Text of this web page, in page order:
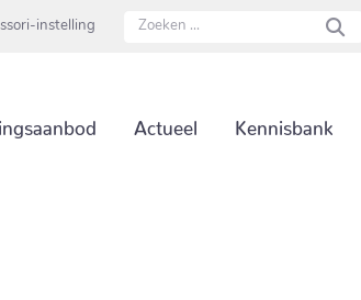
instelling
Actueel Kennisbank